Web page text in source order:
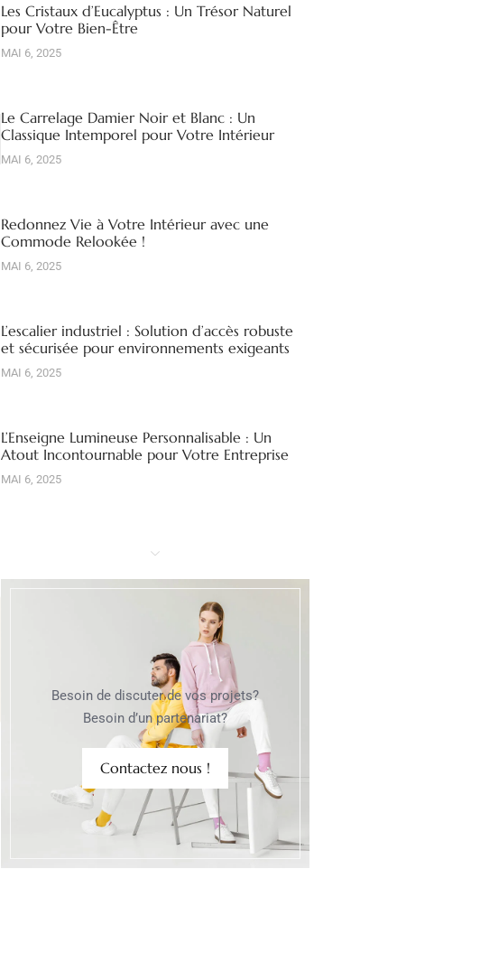
Les Cristaux d’Eucalyptus : Un Trésor Naturel
pour Votre Bien-Être
MAI 6, 2025
Le Carrelage Damier Noir et Blanc : Un
Classique Intemporel pour Votre Intérieur
MAI 6, 2025
Redonnez Vie à Votre Intérieur avec une
Commode Relookée !
MAI 6, 2025
L’escalier industriel : Solution d’accès robuste
et sécurisée pour environnements exigeants
MAI 6, 2025
L’Enseigne Lumineuse Personnalisable : Un
Atout Incontournable pour Votre Entreprise
MAI 6, 2025
Besoin de discuter de vos projets?
Besoin d’un partenariat?
Contactez nous !